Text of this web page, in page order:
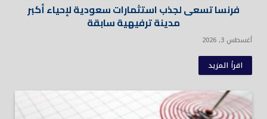
فرنسا تسعى لجذب استثمارات سعودية لإحياء أكبر
مدينة ترفيهية سابقة
أغسطس 3, 2026
اقرأ المزيد